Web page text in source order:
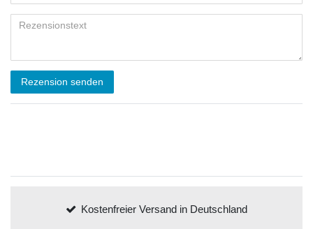
Rezension senden
Kostenfreier Versand in Deutschland